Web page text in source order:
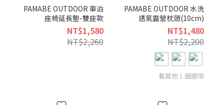
PAMABE OUTDOOR 車泊
座椅延長墊-雙座款
NT$1,580
NT$2,260
PAMABE OUTDOOR 水洗
透氣露營枕頭(10cm)
NT$1,480
NT$2,200
看其他 1 個選項